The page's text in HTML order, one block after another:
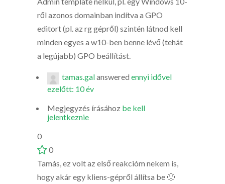
ről azonos domainban indítva a GPO
editort (pl. az rg gépről) szintén látnod kell
minden egyes a w10-ben benne lévő (tehát
a legújabb) GPO beállítást.
tamas.galanswered ennyi idővel
ezelőtt: 10 év
Megjegyzés írásához be kell
jelentkeznie
0
0
Tamás, ez volt az első reakcióm nekem is,
hogy akár egy kliens-gépről állítsa be 🙂